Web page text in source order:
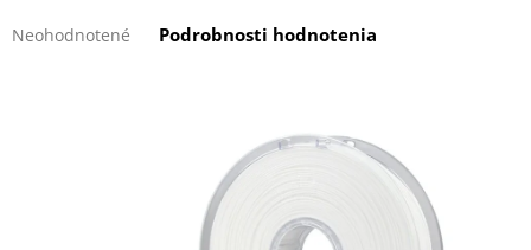
hodnotenie
Neohodnotené Podrobnosti hodnotenia